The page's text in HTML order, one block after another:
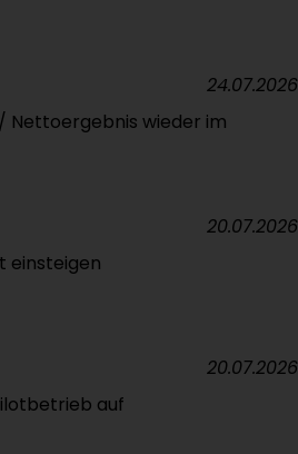
Nettoergebnis wieder im
24.07.2026
einsteigen
20.07.2026
auf
20.07.2026